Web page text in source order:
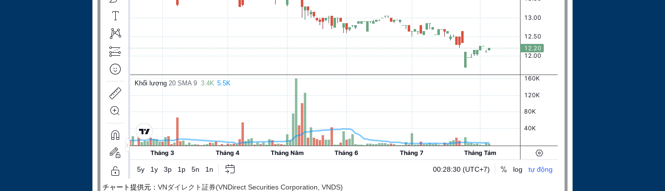
チャート提供元： VNダイレクト証券(VNDirect Securities Corporation, VNDS)